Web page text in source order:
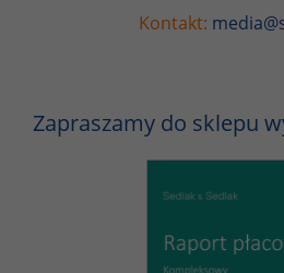
Kontakt:
Zapraszamy do sklepu